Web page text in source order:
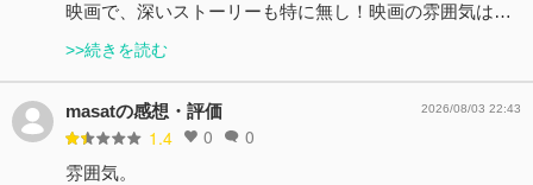
映画で、深いストーリーも特に無し！映画の雰囲気は…
>>続きを読む
masatの感想・評価
1.4 0 0
2026/08/03 22:43
雰囲気。